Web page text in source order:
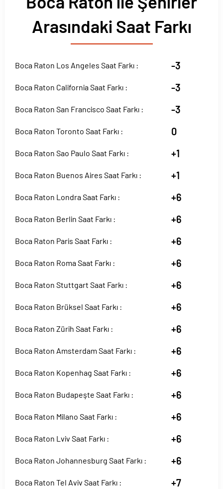
Arasındaki Saat Farkı
Boca Raton Los Angeles Saat Farkı : -3
Boca Raton California Saat Farkı : -3
Boca Raton San Francisco Saat Farkı : -3
Boca Raton Toronto Saat Farkı : 0
Boca Raton Sao Paulo Saat Farkı : +1
Boca Raton Buenos Aires Saat Farkı : +1
Boca Raton Londra Saat Farkı : +6
Boca Raton Berlin Saat Farkı : +6
Boca Raton Paris Saat Farkı : +6
Boca Raton Roma Saat Farkı : +6
Boca Raton Stuttgart Saat Farkı : +6
Boca Raton Brüksel Saat Farkı : +6
Boca Raton Zürih Saat Farkı : +6
Boca Raton Amsterdam Saat Farkı : +6
Boca Raton Kopenhag Saat Farkı : +6
Boca Raton Budapeşte Saat Farkı : +6
Boca Raton Milano Saat Farkı : +6
Boca Raton Lviv Saat Farkı : +6
Boca Raton Johannesburg Saat Farkı : +6
Boca Raton Tel Aviv Saat Farkı : +7